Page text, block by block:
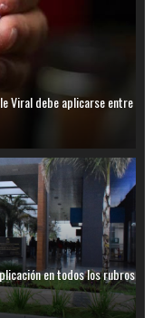
Viral debe aplicarse entre
en todos los rubros